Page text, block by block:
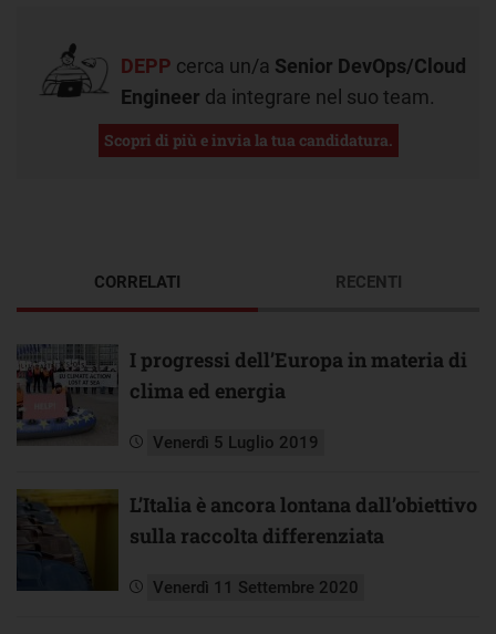
DEPP cerca un/a Senior DevOps/Cloud
Engineer da integrare nel suo team.
Scopri di più e invia la tua candidatura.
CORRELATI
I progressi dell’Europa in materia di
clima ed energia
Venerdì 5 Luglio 2019
L’Italia è ancora lontana dall’obiettivo
sulla raccolta differenziata
Venerdì 11 Settembre 2020
RECENTI